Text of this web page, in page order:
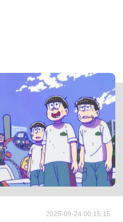
2025-09-24 00:15:15